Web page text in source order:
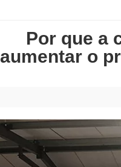
Por que a
aumentar o